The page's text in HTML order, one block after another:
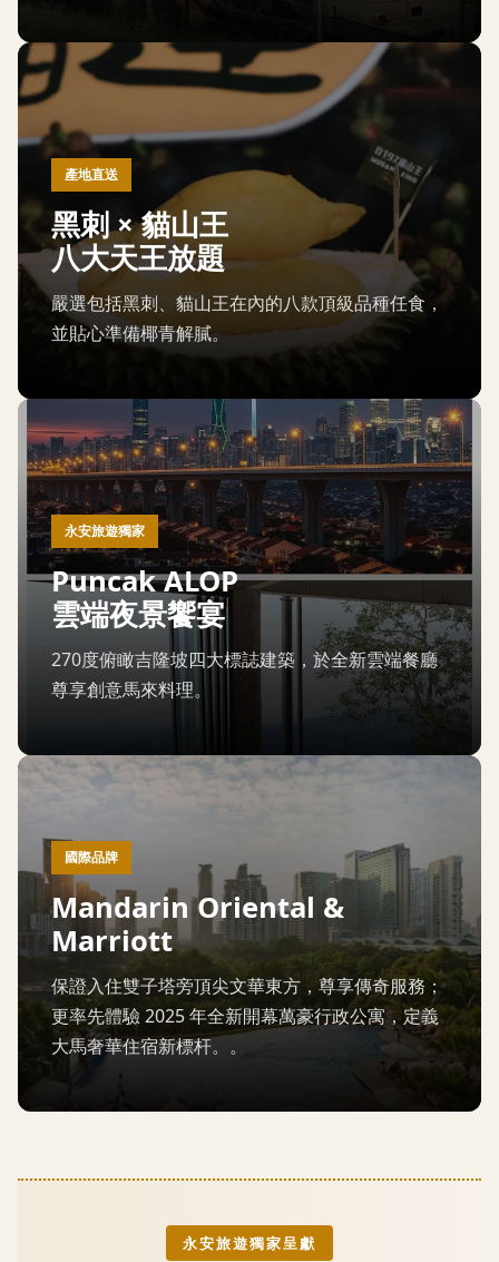
產地直送
黑刺 × 貓山王
八大天王放題
嚴選包括黑刺、貓山王在內的八款頂級品種任食，
並貼心準備椰青解膩。
永安旅遊獨家
Puncak ALOP
雲端夜景饗宴
270度俯瞰吉隆坡四大標誌建築，於全新雲端餐廳
尊享創意馬來料理。
國際品牌
Mandarin Oriental &
Marriott
保證入住雙子塔旁頂尖文華東方，尊享傳奇服務；
更率先體驗 2025 年全新開幕萬豪行政公寓，定義
大馬奢華住宿新標杆。。
永安旅遊獨家呈獻